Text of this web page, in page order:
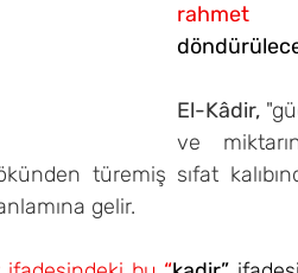
El-Kâdir,
ve
türemiş sıfat
gelir.